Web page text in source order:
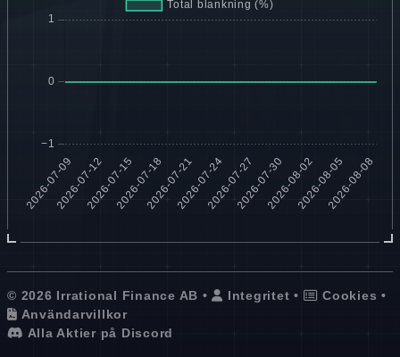
© 2026 Irrational Finance AB • Integritet • Cookies •
Användarvillkor
Alla Aktier på Discord